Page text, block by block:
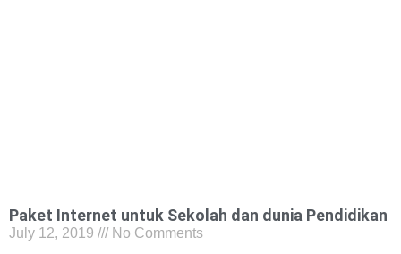
Paket Internet untuk Sekolah dan dunia Pendidikan
July 12, 2019 No Comments